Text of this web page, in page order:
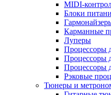
MIDI-
Блоки
Карманные
Луперы
Процессоры
Процессоры
Процессоры
Рэковые
Тюнеры и